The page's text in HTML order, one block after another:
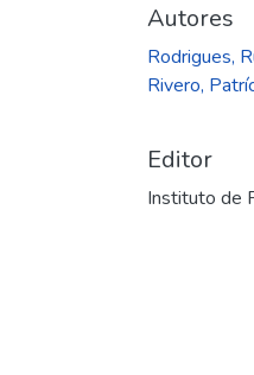
Autores
Rodrigues,
Rivero,
Editor
Instituto de